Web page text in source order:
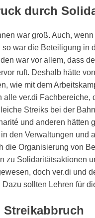
durch
war groß. Auch,
war die Beteiligung in
war vor allem, dass
ruft. Deshalb hätte
wie mit dem
ver.di
Streiks bei der
und anderen hätten
den Verwaltungen und
die Organisierung von
zu Solidaritätsaktionen
doch ver.di und
sollten Lehren für
Streikabbruch